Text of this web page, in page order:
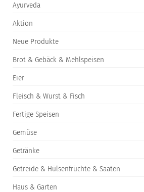
Ayurveda
Aktion
Neue Produkte
Brot & Gebäck & Mehlspeisen
Eier
Fleisch & Wurst & Fisch
Fertige Speisen
Gemüse
Getränke
Getreide & Hülsenfrüchte & Saaten
Haus & Garten